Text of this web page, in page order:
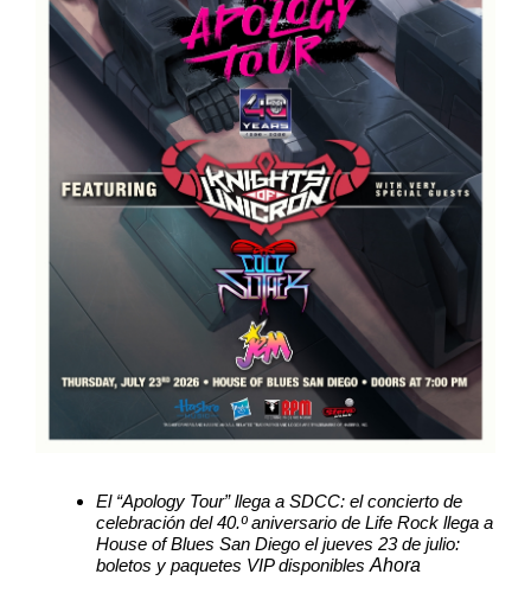
El “Apology Tour” llega a SDCC: el concierto de
celebración del 40.º aniversario de Life Rock llega a
House of Blues San Diego el jueves 23 de julio:
boletos y paquetes VIP disponibles Ahora